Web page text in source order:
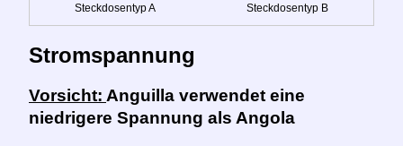
Steckdosentyp A Steckdosentyp B
Stromspannung
Vorsicht: Anguilla verwendet eine
niedrigere Spannung als Angola